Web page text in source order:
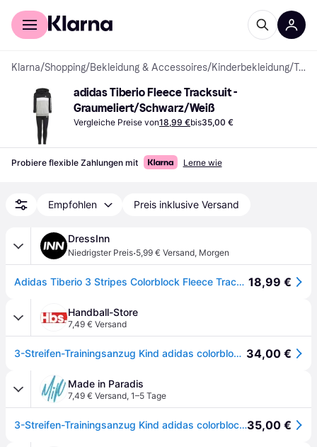
Für Shopper
Klarna/Shopping/Bekleidung & Accessoires/Kinderbekleidung/ Tracksuits
adidas Tiberio Fleece Tracksuit -
Graumeliert/Schwarz/Weiß
Vergleiche Preise von18,99 €bis35,00 €
Probiere flexible Zahlungen mit Lerne wie
Empfohlen Preis inklusive Versand
DressInn
Niedrigster Preis·5,99 € Versand, Morgen
Adidas Tiberio 3 Stripes Colorblock Fleece Tracksuit Grau 3-4 Years Mädchen 18,99 €
Handball-Store
7,49 € Versand
3-Streifen-Trainingsanzug Kind adidas colorblock Tiberio 34,00 €
Made in Paradis
7,49 € Versand, 1–5 Tage
3-Streifen-Trainingsanzug Kind adidas colorblock Tiberio35,00 €